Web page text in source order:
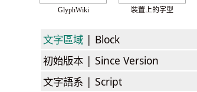
GlyphWiki 裝置上的字型
文字區域 | Block
初始版本 | Since Version
文字語系 | Script